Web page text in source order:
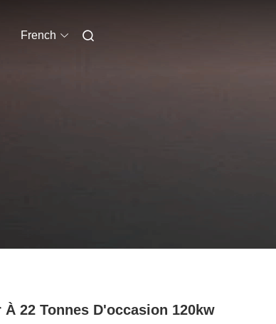
French
À 22 Tonnes D'occasion 120kw